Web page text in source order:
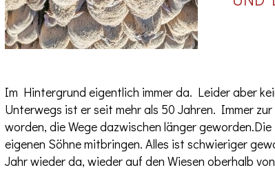
Im Hintergrund eigentlich immer da. Leider aber
Unterwegs ist er seit mehr als 50 Jahren. Immer
worden, die Wege dazwischen länger
eigenen Söhne mitbringen. Alles ist schwieriger
Jahr wieder da, wieder auf den Wiesen oberhalb